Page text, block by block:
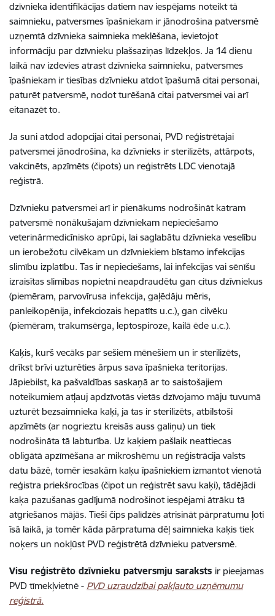
dzīvnieka identifikācijas datiem nav iespējams noteikt tā
saimnieku, patversmes īpašniekam ir jānodrošina patversmē
uzņemtā dzīvnieka saimnieka meklēšana, ievietojot
informāciju par dzīvnieku plašsaziņas līdzekļos. Ja 14 dienu
laikā nav izdevies atrast dzīvnieka saimnieku, patversmes
īpašniekam ir tiesības dzīvnieku atdot īpašumā citai personai,
paturēt patversmē, nodot turēšanā citai patversmei vai arī
eitanazēt to.
Ja suni atdod adopcijai citai personai, PVD reģistrētajai
patversmei jānodrošina, ka dzīvnieks ir sterilizēts, attārpots,
vakcinēts, apzīmēts (čipots) un reģistrēts LDC vienotajā
reģistrā.
Dzīvnieku patversmei arī ir pienākums nodrošināt katram
patversmē nonākušajam dzīvniekam nepieciešamo
veterinārmedicīnisko aprūpi, lai saglabātu dzīvnieka veselību
un ierobežotu cilvēkam un dzīvniekiem bīstamo infekcijas
slimību izplatību. Tas ir nepieciešams, lai infekcijas vai sēnīšu
izraisītas slimības nopietni neapdraudētu gan citus dzīvniekus
(piemēram, parvovīrusa infekcija, gaļēdāju mēris,
panleikopēnija, infekciozais hepatīts u.c.), gan cilvēku
(piemēram, trakumsērga, leptospiroze, kailā ēde u.c.).
Kaķis, kurš vecāks par sešiem mēnešiem un ir sterilizēts,
drīkst brīvi uzturēties ārpus sava īpašnieka teritorijas.
Jāpiebilst, ka pašvaldības saskaņā ar to saistošajiem
noteikumiem atļauj apdzīvotās vietās dzīvojamo māju tuvumā
uzturēt bezsaimnieka kaķi, ja tas ir sterilizēts, atbilstoši
apzīmēts (ar nogrieztu kreisās auss galiņu) un tiek
nodrošināta tā labturība. Uz kaķiem pašlaik neattiecas
obligātā apzīmēšana ar mikroshēmu un reģistrācija valsts
datu bāzē, tomēr iesakām kaķu īpašniekiem izmantot vienotā
reģistra priekšrocības (čipot un reģistrēt savu kaķi), tādējādi
kaķa pazušanas gadījumā nodrošinot iespējami ātrāku tā
atgriešanos mājās. Tieši čips palīdzēs atrisināt pārpratumu ļoti
īsā laikā, ja tomēr kāda pārpratuma dēļ saimnieka kaķis tiek
noķers un nokļūst PVD reģistrētā dzīvnieku patversmē.
Visu reģistrēto dzīvnieku patversmju saraksts ir pieejamas
PVD tīmekļvietnē - PVD uzraudzībai pakļauto uzņēmumu
reģistrā.